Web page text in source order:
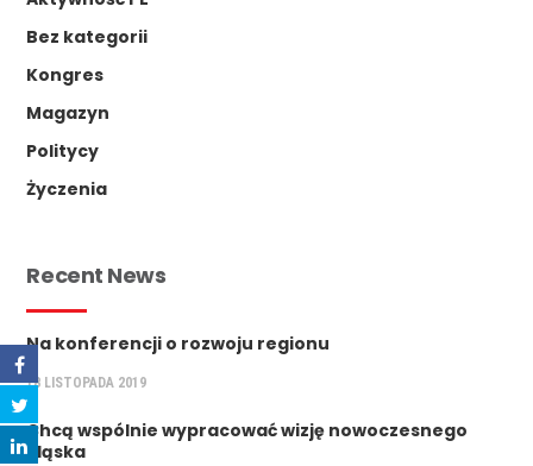
Bez kategorii
Kongres
Magazyn
Politycy
Życzenia
Recent News
Na konferencji o rozwoju regionu
18 LISTOPADA 2019
Chcą wspólnie wypracować wizję nowoczesnego
Śląska